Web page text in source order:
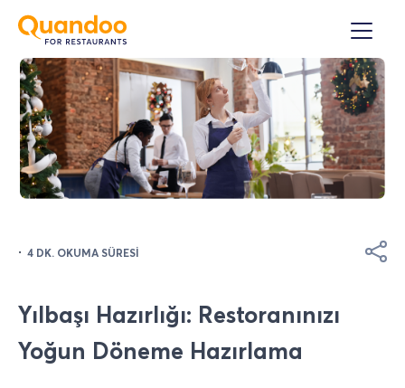
· 4 DK. OKUMA SÜRESI
Yılbaşı Hazırlığı: Restoranınızı
Yoğun Döneme Hazırlama